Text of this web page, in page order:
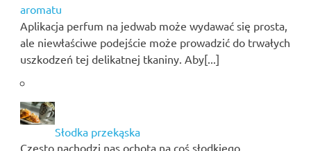
aromatu
Aplikacja perfum na jedwab może wydawać się prosta,
ale niewłaściwe podejście może prowadzić do trwałych
uszkodzeń tej delikatnej tkaniny. Aby[...]
Słodka przekąska
Często nachodzi nas ochota na coś słodkiego.